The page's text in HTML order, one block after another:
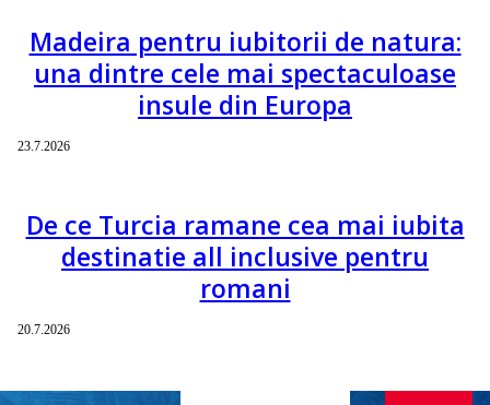
Madeira pentru iubitorii de natura:
una dintre cele mai spectaculoase
insule din Europa
23.7.2026
De ce Turcia ramane cea mai iubita
destinatie all inclusive pentru
romani
20.7.2026